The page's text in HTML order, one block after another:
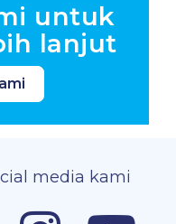
untuk
lanjut
media kami